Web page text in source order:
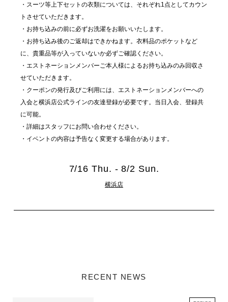
・スーツ等上下セットの衣類については、それぞれ1点としてカウン
トさせていただきます。
・お持ち込みの前に必ずお洗濯をお願いいたします。
・お持ち込み後のご返却はできかねます。衣料品のポケットなど
に、貴重品等が入っていないか必ずご確認ください。
・エストネーションメンバーご本人様によるお持ち込みのみ回収さ
せていただきます。
・クーポンの発行及びご利用には、エストネーションメンバーへの
入会と横浜店公式ラインの友達登録が必要です。当日入会、登録共
に可能。
・詳細はスタッフにお問い合わせください。
・イベントの内容は予告なく変更する場合があります。
7/16 Thu. - 8/2 Sun.
横浜店
RECENT NEWS